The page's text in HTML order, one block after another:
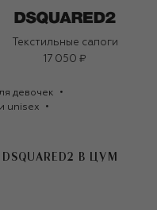
Текстильные сапоги
17 050 ₽
девочек
unisex
В ЦУМ